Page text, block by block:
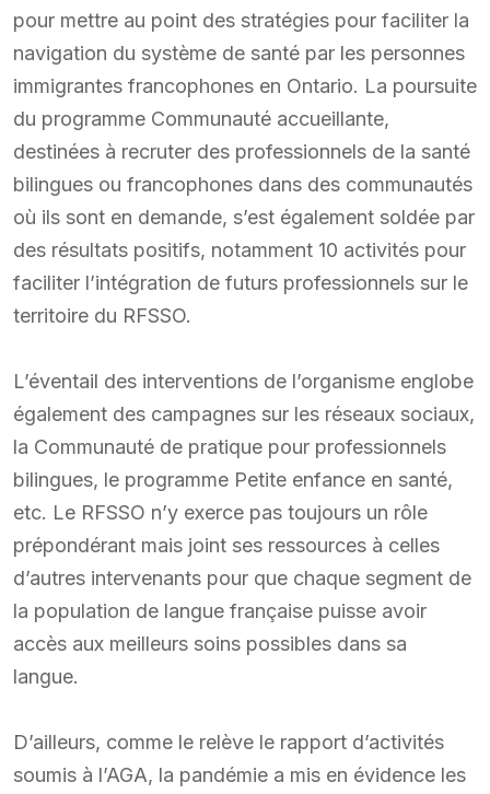
pour mettre au point des stratégies pour faciliter la
navigation du système de santé par les personnes
immigrantes francophones en Ontario. La poursuite
du programme Communauté accueillante,
destinées à recruter des professionnels de la santé
bilingues ou francophones dans des communautés
où ils sont en demande, s’est également soldée par
des résultats positifs, notamment 10 activités pour
faciliter l’intégration de futurs professionnels sur le
territoire du RFSSO.
L’éventail des interventions de l’organisme englobe
également des campagnes sur les réseaux sociaux,
la Communauté de pratique pour professionnels
bilingues, le programme Petite enfance en santé,
etc. Le RFSSO n’y exerce pas toujours un rôle
prépondérant mais joint ses ressources à celles
d’autres intervenants pour que chaque segment de
la population de langue française puisse avoir
accès aux meilleurs soins possibles dans sa
langue.
D’ailleurs, comme le relève le rapport d’activités
soumis à l’AGA, la pandémie a mis en évidence les